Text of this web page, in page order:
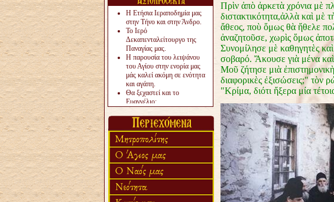
Η Ετήσια Ιεραποδημία μας
στην Τήνο και στην Άνδρο.
Το Ιερό
Δεκαπενταλείτουργο της
Παναγίας μας.
Η παρουσία του λειψάνου
του Αγίου στην ενορία μας
μάς καλεί ακόμη σε ενότητα
και αγάπη.
Θα ξεχαστεί και το
Ευαγγέλιο;
«πολύ αργά».
Ζητείται....
Πρὶν ἀπὸ ἀρκετὰ χρόνια μὲ
διστακτικότητα,ἀλλὰ καὶ μὲ
ἄθεος, ποὺ ὅμως θὰ ἤθελε
ἀναζητοῦσε, χωρὶς ὅμως
Συνομίλησε μὲ καθηγητὲς
σοβαρό. Ἄκουσε γιὰ μένα
Μοῦ ζήτησε μιὰ
διαφορικὲς ἐξισώσεις;" τὸν
"Κρίμα, διότι ἤξερα μία